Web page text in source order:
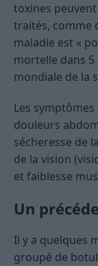
toxines
traités, comme
maladie est «
mortelle dans 5
mondiale de la
Les
douleurs
sécheresse de
de la vision
et faiblesse
Un
Il y a quelques
groupé de